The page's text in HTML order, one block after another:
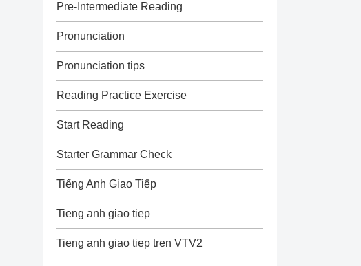
Pre-Intermediate Reading
Pronunciation
Pronunciation tips
Reading Practice Exercise
Start Reading
Starter Grammar Check
Tiếng Anh Giao Tiếp
Tieng anh giao tiep
Tieng anh giao tiep tren VTV2